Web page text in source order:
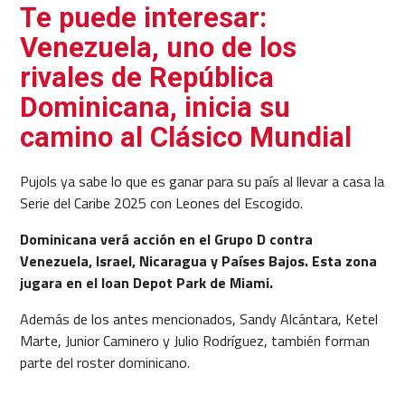
Te puede interesar:
Venezuela, uno de los
rivales de República
Dominicana, inicia su
camino al Clásico Mundial
Pujols ya sabe lo que es ganar para su país al llevar a casa la
Serie del Caribe 2025 con Leones del Escogido.
Dominicana verá acción en el Grupo D contra
Venezuela, Israel, Nicaragua y Países Bajos. Esta zona
jugara en el loan Depot Park de Miami.
Además de los antes mencionados, Sandy Alcántara, Ketel
Marte, Junior Caminero y Julio Rodríguez, también forman
parte del roster dominicano.